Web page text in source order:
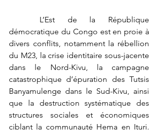
démocratique du Congo est en proie à
divers conflits, notamment la rébellion
du M23, la crise identitaire sous-jacente
dans le Nord-Kivu, la campagne
catastrophique d’épuration des Tutsis
Banyamulenge dans le Sud-Kivu, ainsi
que la destruction systématique des
structures sociales et économiques
ciblant la communauté Hema en Ituri.